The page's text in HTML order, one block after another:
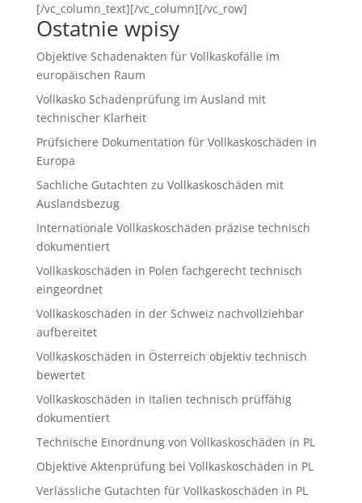
[/vc_column_text][/vc_column][/vc_row]
Ostatnie wpisy
Objektive Schadenakten für Vollkaskofälle im
europäischen Raum
Vollkasko Schadenprüfung im Ausland mit
technischer Klarheit
Prüfsichere Dokumentation für Vollkaskoschäden in
Europa
Sachliche Gutachten zu Vollkaskoschäden mit
Auslandsbezug
Internationale Vollkaskoschäden präzise technisch
dokumentiert
Vollkaskoschäden in Polen fachgerecht technisch
eingeordnet
Vollkaskoschäden in der Schweiz nachvollziehbar
aufbereitet
Vollkaskoschäden in Österreich objektiv technisch
bewertet
Vollkaskoschäden in Italien technisch prüffähig
dokumentiert
Technische Einordnung von Vollkaskoschäden in PL
Objektive Aktenprüfung bei Vollkaskoschäden in PL
Verlässliche Gutachten für Vollkaskoschäden in PL